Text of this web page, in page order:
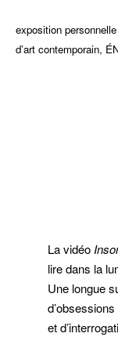
exposition personnelle
d’art contemporain,
La vidéo
lire dans la
Une longue
d’obsessions
et